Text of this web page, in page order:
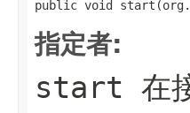
public void
指定者:
start 在